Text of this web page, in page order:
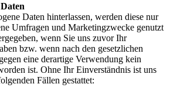
Daten hinterlassen, werden diese nur
Umfragen und Marketingzwecke genutzt
wenn Sie uns zuvor Ihr
bzw. wenn nach den gesetzlichen
eine derartige Verwendung kein
ist. Ohne Ihr Einverständnis ist uns
Fällen gestattet: